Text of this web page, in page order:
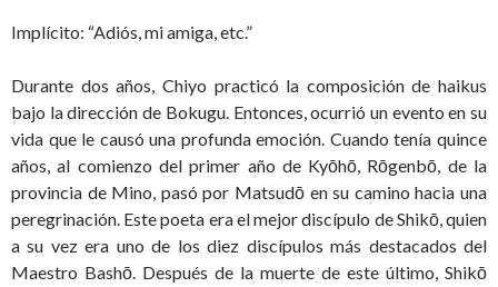
Implícito: “Adiós, mi amiga, etc.”
Durante dos años, Chiyo practicó la composición de haikus
bajo la dirección de Bokugu. Entonces, ocurrió un evento en su
vida que le causó una profunda emoción. Cuando tenía quince
años, al comienzo del primer año de Kyōhō, Rōgenbō, de la
provincia de Mino, pasó por Matsudō en su camino hacia una
peregrinación. Este poeta era el mejor discípulo de Shikō, quien
a su vez era uno de los diez discípulos más destacados del
Maestro Bashō. Después de la muerte de este último, Shikō